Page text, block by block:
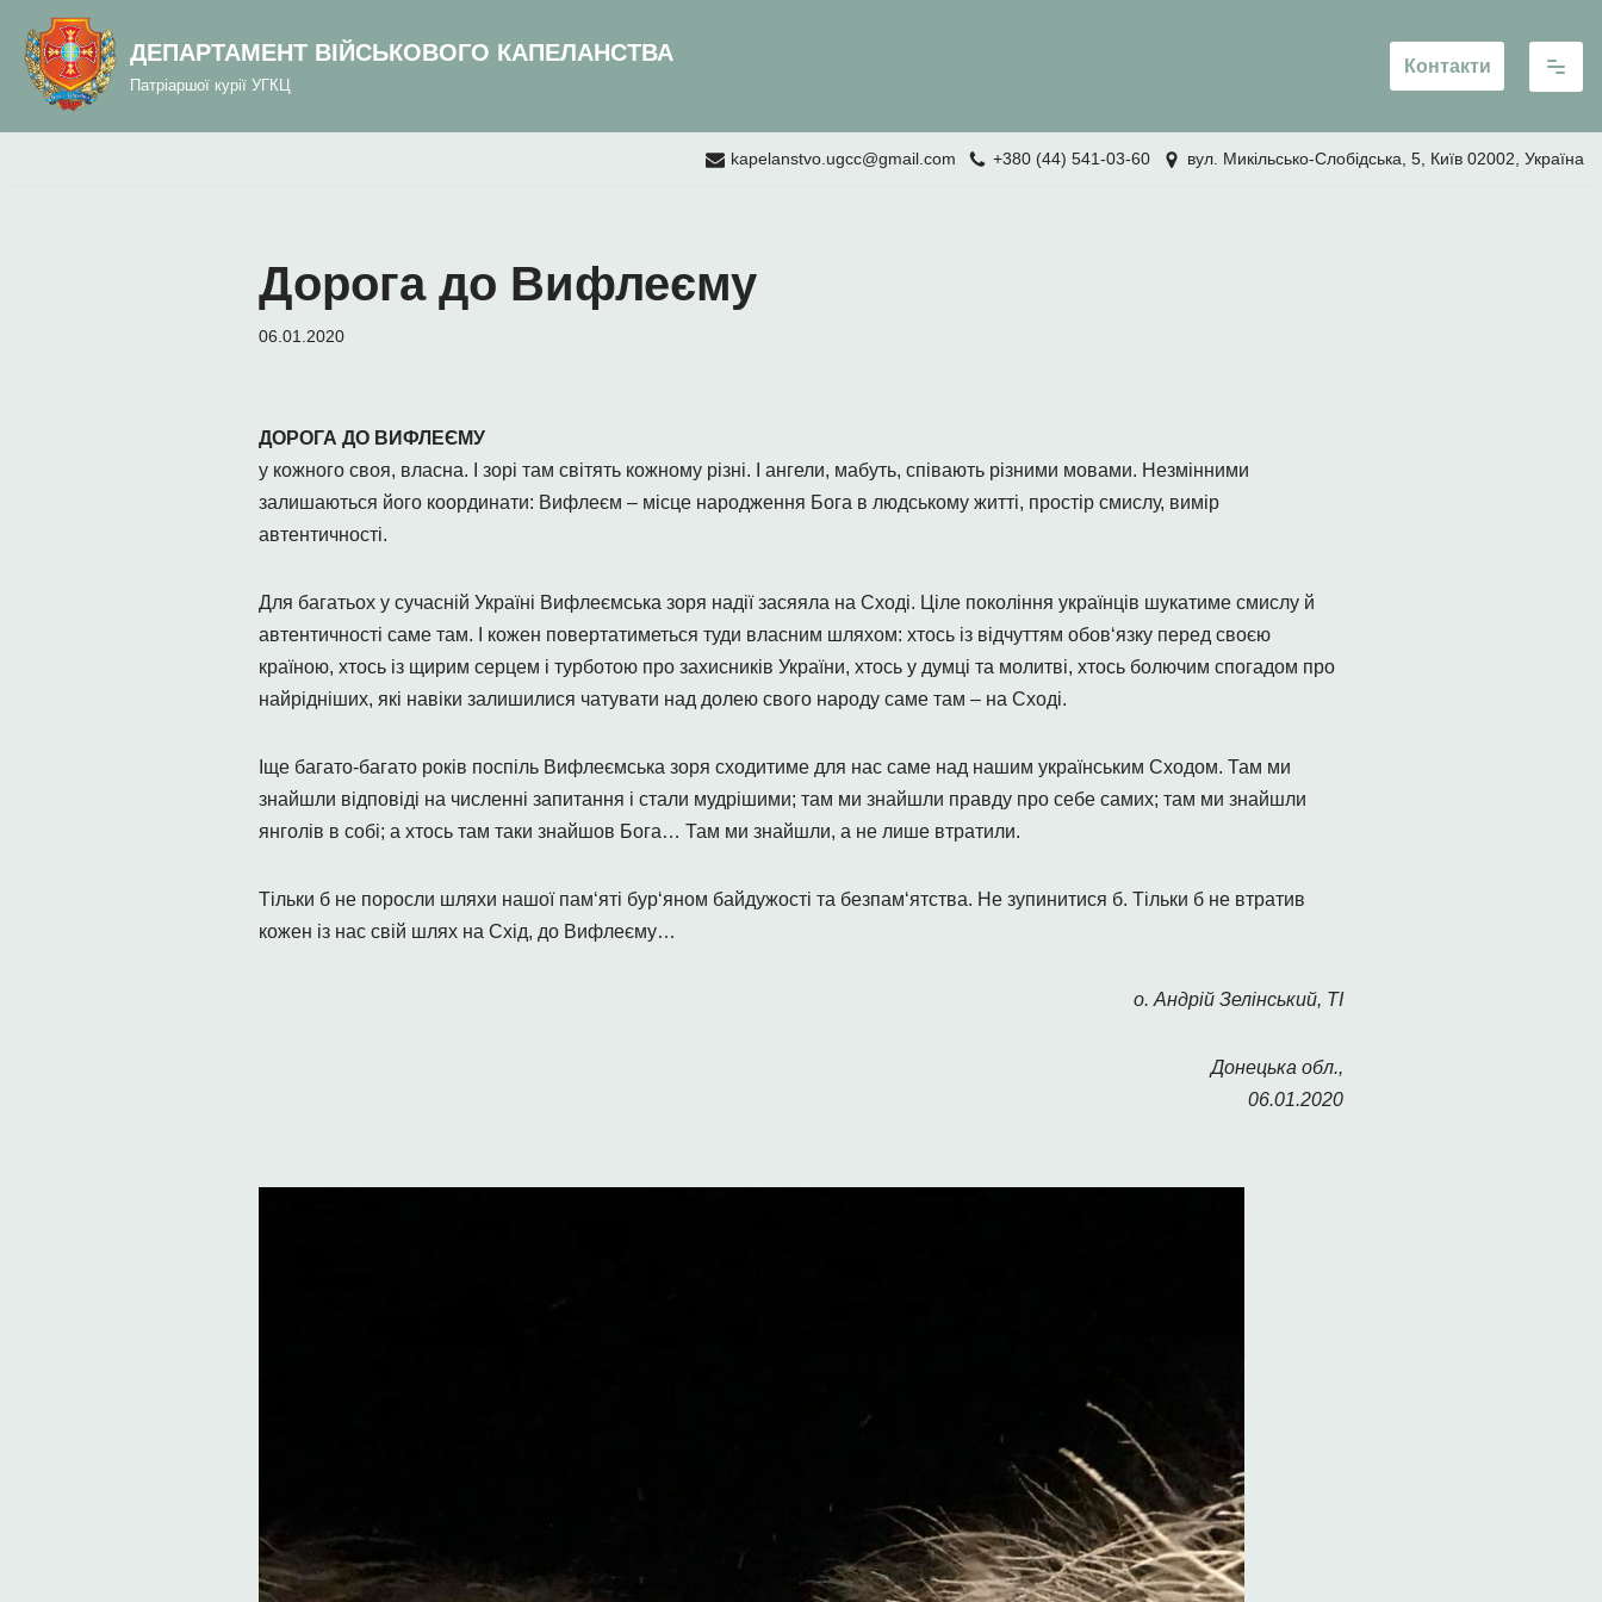
вмісту
Перейти
вмісту
ДЕПАРТАМЕНТ ВІЙСЬКОВОГО КАПЕЛАНСТВА
Патріаршої курії УГКЦ
Контакти
kapelanstvo.ugcc@gmail.com +380 (44) 541-03-60 вул. Микільсько-Слобідська, 5, Київ 02002, Україна
Дорога до Вифлеєму
06.01.2020
ДОРОГА ДО ВИФЛЕЄМУ
у кожного своя, власна. І зорі там світять кожному різні. І ангели, мабуть, співають різними мовами. Незмінними
залишаються його координати: Вифлеєм – місце народження Бога в людському житті, простір смислу, вимір
автентичності.
Для багатьох у сучасній Україні Вифлеємська зоря надії засяяла на Сході. Ціле покоління українців шукатиме смислу й
автентичності саме там. І кожен повертатиметься туди власним шляхом: хтось із відчуттям обов‘язку перед своєю
країною, хтось із щирим серцем і турботою про захисників України, хтось у думці та молитві, хтось болючим спогадом про
найрідніших, які навіки залишилися чатувати над долею свого народу саме там – на Сході.
Іще багато-багато років поспіль Вифлеємська зоря сходитиме для нас саме над нашим українським Сходом. Там ми
знайшли відповіді на численні запитання і стали мудрішими; там ми знайшли правду про себе самих; там ми знайшли
янголів в собі; а хтось там таки знайшов Бога… Там ми знайшли, а не лише втратили.
Тільки б не поросли шляхи нашої пам‘яті бур‘яном байдужості та безпам‘ятства. Не зупинитися б. Тільки б не втратив
кожен із нас свій шлях на Схід, до Вифлеєму…
о. Андрій Зелінський, ТІ
Донецька обл.,
06.01.2020